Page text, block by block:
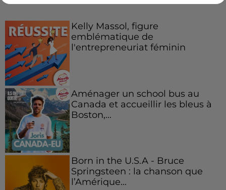
Kelly Massol, figure
emblématique de
l'entrepreneuriat féminin
Aménager un school bus au
Canada et accueillir les bleus à
Boston,...
Born in the U.S.A - Bruce
Springsteen : la chanson que
l’Amérique...